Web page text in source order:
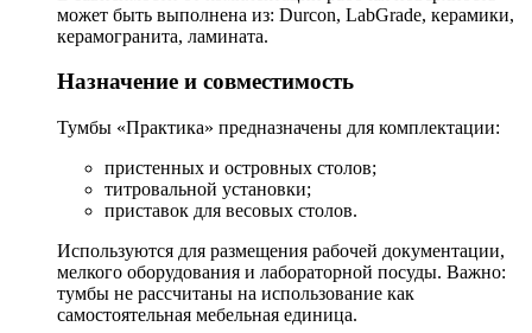
может быть выполнена из: Durcon, LabGrade, керамики,
керамогранита, ламината.
Назначение и совместимость
Тумбы «Практика» предназначены для комплектации:
пристенных и островных столов;
титровальной установки;
приставок для весовых столов.
Используются для размещения рабочей документации,
мелкого оборудования и лабораторной посуды. Важно:
тумбы не рассчитаны на использование как
самостоятельная мебельная единица.